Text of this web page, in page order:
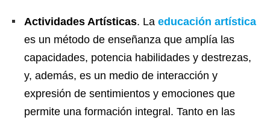
Actividades Artísticas. La educación artística
es un método de enseñanza que amplía las
capacidades, potencia habilidades y destrezas,
y, además, es un medio de interacción y
expresión de sentimientos y emociones que
permite una formación integral. Tanto en las